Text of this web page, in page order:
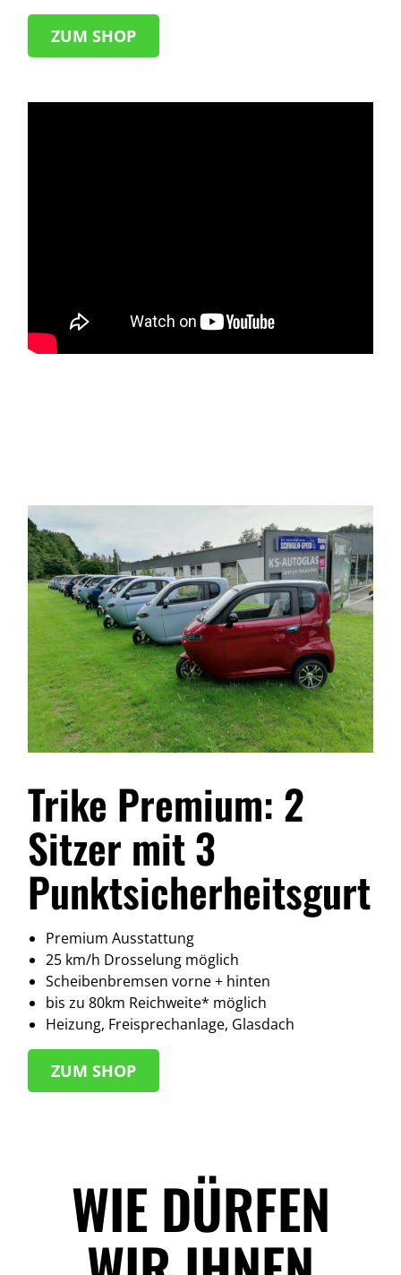
ZUM SHOP
Trike Premium: 2
Sitzer mit 3
Punktsicherheitsgurt
Premium Ausstattung
25 km/h Drosselung möglich
Scheibenbremsen vorne + hinten
bis zu 80km Reichweite* möglich
Heizung, Freisprechanlage, Glasdach
ZUM SHOP
WIE DÜRFEN